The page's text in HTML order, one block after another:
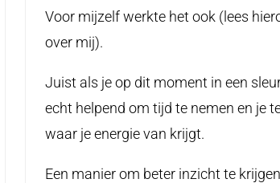
Voor mijzelf werkte het ook (lees
over mij).
Juist als je op dit moment in een
echt helpend om tijd te nemen en je
waar je energie van krijgt.
Een manier om beter inzicht te